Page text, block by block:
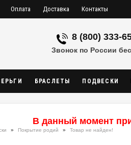
Оплата Доставка Контакты
8 (800) 333-
Звонок по России
БРАСЛЕТЫ ПОДВЕСКИ
В данный момент
» Покрытие родий » Товар не найден!